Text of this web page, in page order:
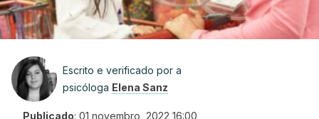
Escrito e verificado por a
psicóloga Elena Sanz
Publicado: 01 novembro, 2022 16:00